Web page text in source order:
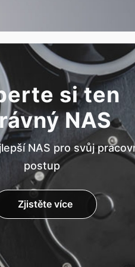
si ten
NAS
NAS pro svůj
postup
Zjistěte více